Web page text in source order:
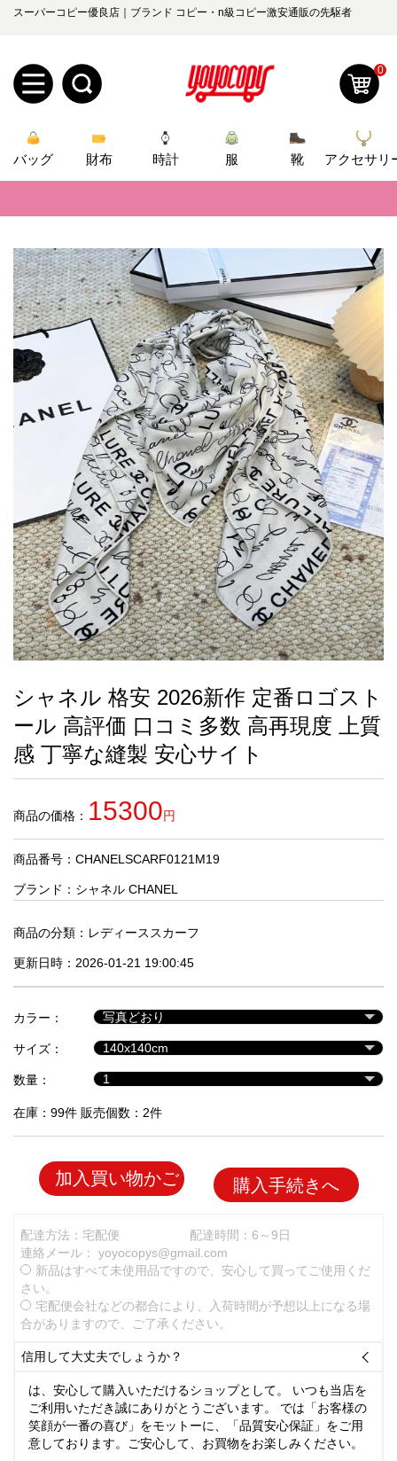
スーパーコピー優良店｜ブランド コピー・n級コピー激安通販の先駆者
規
ザ
ー
登
ロ
ン
オ
ー
ダ
お
知
yoyocopys@gmail.com
2026人気特集
バッグ
ズボン
衣装セット
住まい用品
アクセサリー
ベルト
スカーフ
アイフォーンケ
最
新
製
品
お
す
す
め
商
人
気
商
セ
ル
品
0
バッグ 財布 時計 服 靴
アクセサリ
📢 当店は正真正銘のn級スーパーコピーのみ取扱い。最高品質の再現度を
📢 2026春の新作続々更新中！期間中のご注文でお得な割引をご利用いただ
📢 新作入荷！ルイ・ヴィトンスーパーコピー バッグ最新モデルが登場。
📢 当店は正真正銘のn級スーパーコピーのみ取扱い。最高品質の再現度を
📢 2026春の新作続々更新中！期間中のご注文でお得な割引をご利用いただ
📢 新作入荷！ルイ・ヴィトンスーパーコピー バッグ最新モデルが登場。
シャネル 格安 2026新作 定番ロゴスト
ール 高評価 口コミ多数 高再現度 上質
感 丁寧な縫製 安心サイト
商品の価格： 15300円
商品番号：CHANELSCARF0121M19
ブランド： シャネル CHANEL
商品の分類： レディーススカーフ
更新日時：2026-01-21 19:00:45
カラー：
サイズ：
数量：
在庫：99件 販売個数：2件
加入買い物かご 購入手続きへ
配達方法：宅配便
配達時間：6～9日
連絡メール： yoyocopys@gmail.com
新品はすべて未使用品ですので、安心して買ってご使用くだ
さい。
宅配便会社などの都合により、入荷時間が予想以上になる場
合がありますので、ご了承ください。
信用して大丈夫でしょうか？ 
は、安心して購入いただけるショップとして。 いつも当店を
ご利用いただき誠にありがとうございます。 では「お客様の
笑顔が一番の喜び」をモットーに、「品質安心保証」をご用
意しております。ご安心して、お買物をお楽しみください。